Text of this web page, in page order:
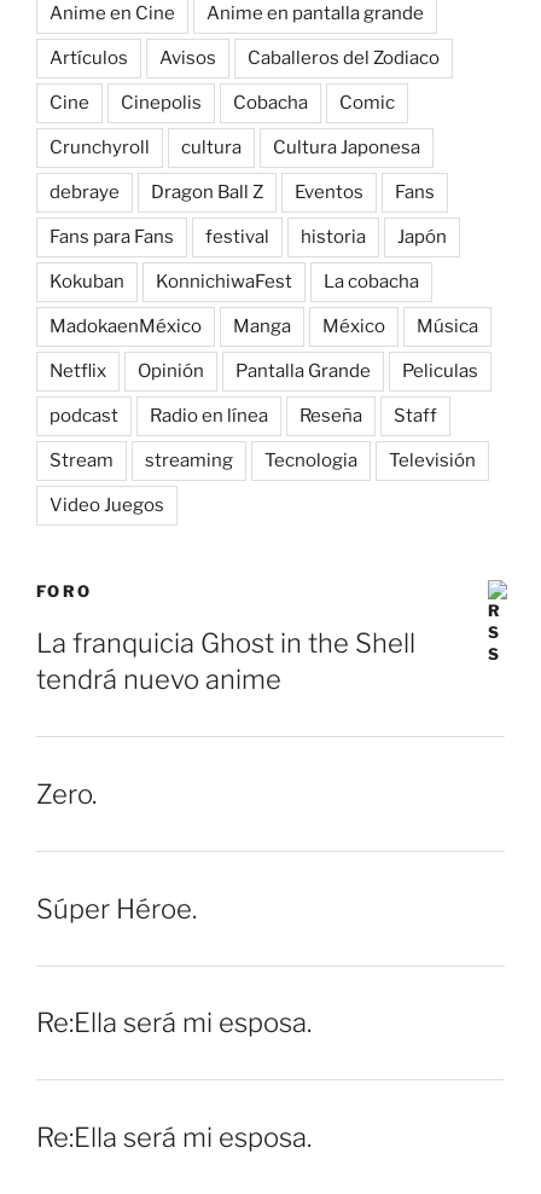
Anime en Cine Anime en pantalla grande
Artículos Avisos Caballeros del Zodiaco
Cine Cinepolis Cobacha Comic
Crunchyroll cultura Cultura Japonesa
debraye Dragon Ball Z Eventos Fans
Fans para Fans festival historia Japón
Kokuban KonnichiwaFest La cobacha
MadokaenMéxico Manga México Música
Netflix Opinión Pantalla Grande Peliculas
podcast Radio en línea Reseña Staff
Stream streaming Tecnologia Televisión
Video Juegos
FORO
La franquicia Ghost in the Shell
tendrá nuevo anime
Zero.
Súper Héroe.
Re:Ella será mi esposa.
Re:Ella será mi esposa.